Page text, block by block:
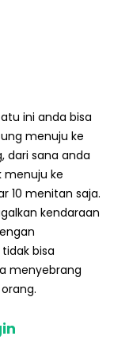
ini anda bisa
menuju ke
dari sana anda
menuju ke
10 menitan saja.
kendaraan
bisa
menyebrang